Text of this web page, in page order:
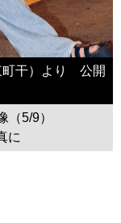
町干）より 公開
（5/9）
に